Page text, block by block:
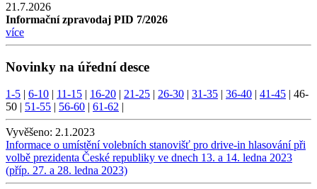
21.7.2026
Informační zpravodaj PID 7/2026
více
Novinky na úřední desce
1-5 6-10 11-15 16-20 21-25 26-30 31-35 36-40 41-45
46-
50
51-55 56-60 61-62
Vyvěšeno: 2.1.2023
Informace o umístění volebních stanovišť pro drive-in hlasování při
volbě prezidenta České republiky ve dnech 13. a 14. ledna 2023
(příp. 27. a 28. ledna 2023)